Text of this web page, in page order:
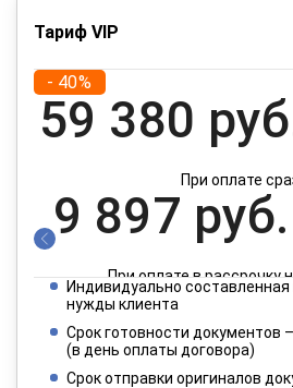
Тариф VIP
- 40%
59 380
При оплате
9 897 руб.
При оплате в рассрочку
4 949
При оплате в рассрочку
Индивидуально
нужды клиента
Срок готовности документов
(в день оплаты договора)
Срок отправки оригиналов